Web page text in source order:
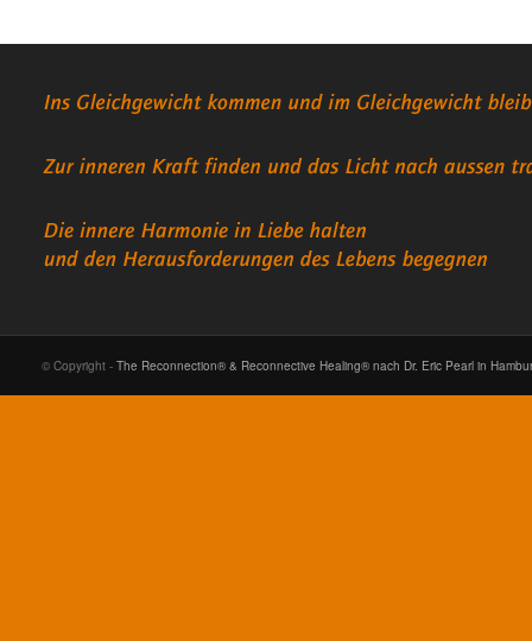
© Copyright - The Reconnection® & Reconnective Healing® nach Dr. Eric Pearl in